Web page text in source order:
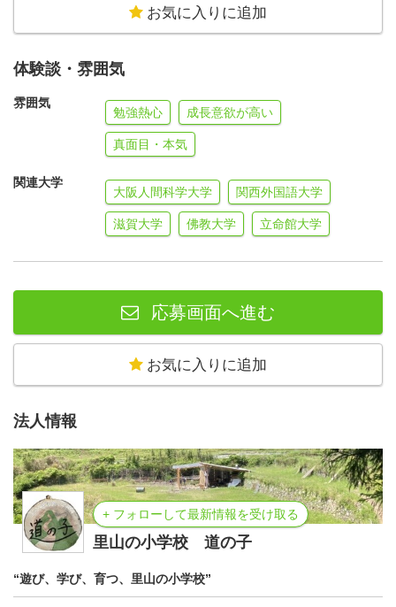
お気に入りに追加
体験談・雰囲気
雰囲気
勉強熱心 成長意欲が高い
真面目・本気
関連大学
大阪人間科学大学 関西外国語大学
滋賀大学 佛教大学 立命館大学
応募画面へ進む
お気に入りに追加
法人情報
+ フォローして最新情報を受け取る
里山の小学校 道の子
“遊び、学び、育つ、里山の小学校”